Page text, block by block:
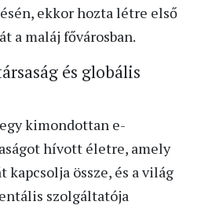
ekkor hozta létre első
a maláj fővárosban.
és globális
kimondottan e-
hívott életre, amely
kapcsolja össze, és a világ
szolgáltatója